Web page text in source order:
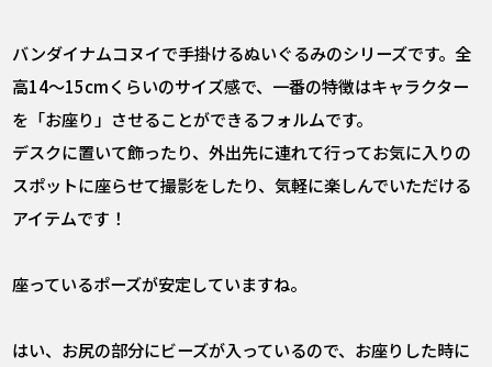
バンダイナムコヌイで手掛けるぬいぐるみのシリーズです。全
高14～15cmくらいのサイズ感で、一番の特徴はキャラクター
を「お座り」させることができるフォルムです。
デスクに置いて飾ったり、外出先に連れて行ってお気に入りの
スポットに座らせて撮影をしたり、気軽に楽しんでいただける
アイテムです！
――座っているポーズが安定していますね。
はい、お尻の部分にビーズが入っているので、お座りした時に